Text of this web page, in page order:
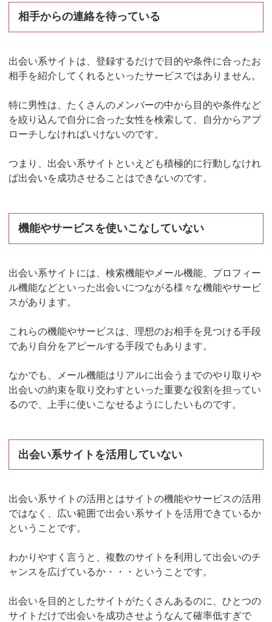
相手からの連絡を待っている
出会い系サイトは、登録するだけで目的や条件に合ったお
相手を紹介してくれるといったサービスではありません。
特に男性は、たくさんのメンバーの中から目的や条件など
を絞り込んで自分に合った女性を検索して、自分からアプ
ローチしなければいけないのです。
つまり、出会い系サイトといえども積極的に行動しなけれ
ば出会いを成功させることはできないのです。
機能やサービスを使いこなしていない
出会い系サイトには、検索機能やメール機能、プロフィー
ル機能などといった出会いにつながる様々な機能やサービ
スがあります。
これらの機能やサービスは、理想のお相手を見つける手段
であり自分をアピールする手段でもあります。
なかでも、メール機能はリアルに出会うまでのやり取りや
出会いの約束を取り交わすといった重要な役割を担ってい
るので、上手に使いこなせるようにしたいものです。
出会い系サイトを活用していない
出会い系サイトの活用とはサイトの機能やサービスの活用
ではなく、広い範囲で出会い系サイトを活用できているか
ということです。
わかりやすく言うと、複数のサイトを利用して出会いのチ
ャンスを広げているか・・・ということです。
出会いを目的としたサイトがたくさんあるのに、ひとつの
サイトだけで出会いを成功させようなんて確率低すぎで